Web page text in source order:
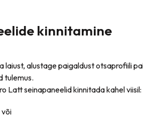
kinnitamine
laiust, alustage paigaldust otsaprofiili
tulemus.
Latt seinapaneelid kinnitada kahel viisil:
või